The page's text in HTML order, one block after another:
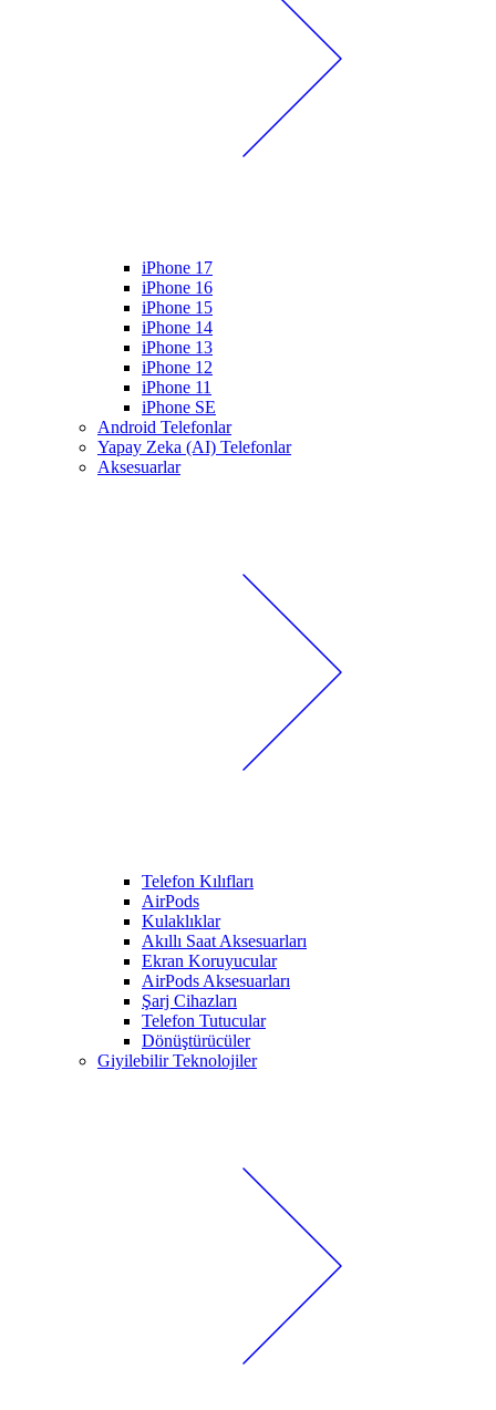
iPhone 17
iPhone 16
iPhone 15
iPhone 14
iPhone 13
iPhone 12
iPhone 11
iPhone SE
Android Telefonlar
Yapay Zeka (AI) Telefonlar
Aksesuarlar
Telefon Kılıfları
AirPods
Kulaklıklar
Akıllı Saat Aksesuarları
Ekran Koruyucular
AirPods Aksesuarları
Şarj Cihazları
Telefon Tutucular
Dönüştürücüler
Giyilebilir Teknolojiler